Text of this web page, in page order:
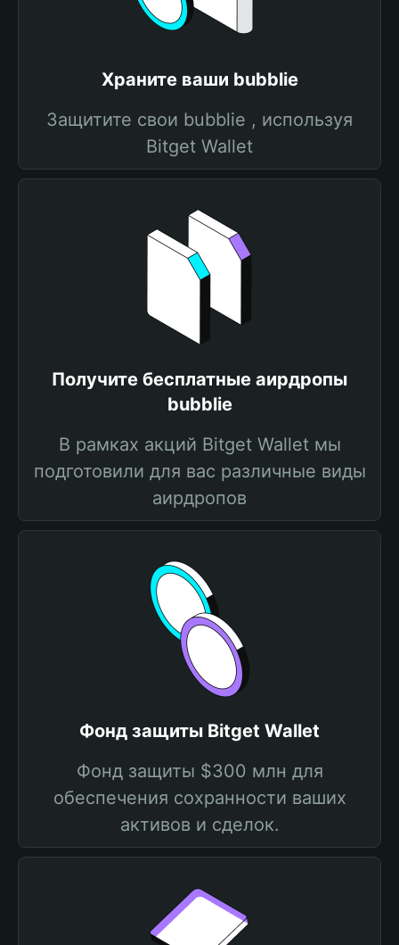
Храните ваши bubblie
Защитите свои bubblie , используя
Bitget Wallet
Получите бесплатные аирдропы
bubblie
В рамках акций Bitget Wallet мы
подготовили для вас различные виды
аирдропов
Фонд защиты Bitget Wallet
Фонд защиты $300 млн для
обеспечения сохранности ваших
активов и сделок.